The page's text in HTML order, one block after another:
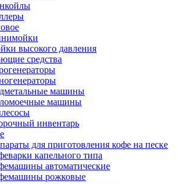
высокого давления
средства
машины
машины
инвентарь
для приготовления кофе на песке
капельного типа
автоматические
рожковые